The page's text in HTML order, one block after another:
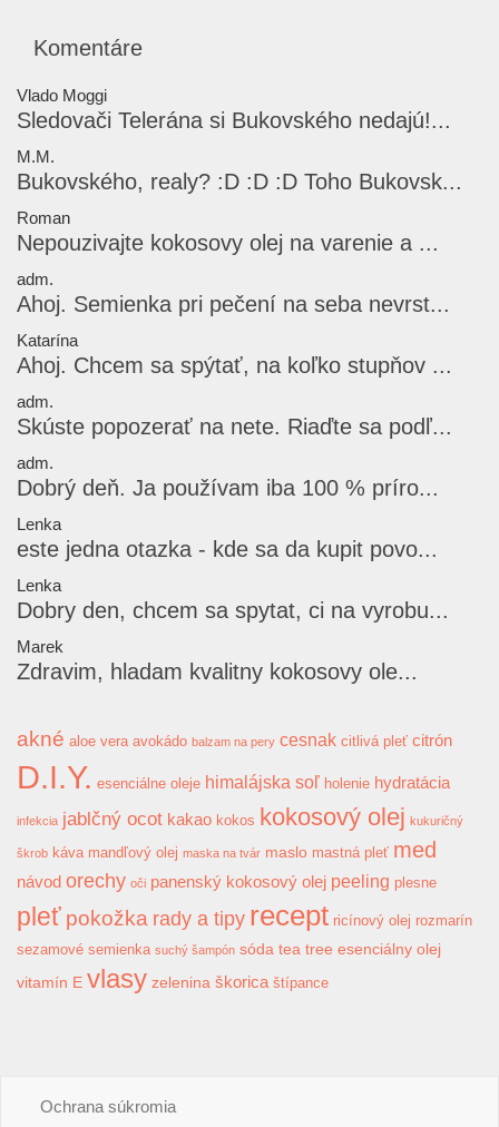
Komentáre
Vlado Moggi
Sledovači Telerána si Bukovského nedajú!...
M.M.
Bukovského, realy? :D :D :D Toho Bukovsk...
Roman
Nepouzivajte kokosovy olej na varenie a ...
adm.
Ahoj. Semienka pri pečení na seba nevrst...
Katarína
Ahoj. Chcem sa spýtať, na koľko stupňov ...
adm.
Skúste popozerať na nete. Riaďte sa podľ...
adm.
Dobrý deň. Ja používam iba 100 % príro...
Lenka
este jedna otazka - kde sa da kupit povo...
Lenka
Dobry den, chcem sa spytat, ci na vyrobu...
Marek
Zdravim, hladam kvalitny kokosovy ole...
akné aloe vera avokádo balzam na pery cesnak citlivá pleť citrón
D.I.Y. esenciálne oleje himalájska soľ holenie hydratácia
infekcia jablčný ocot kakao kokos kokosový olej kukuričný
škrob káva mandľový olej maska na tvár maslo mastná pleť med
návod orechy oči panenský kokosový olej peeling plesne
pleť pokožka rady a tipy recept ricínový olej rozmarín
sezamové semienka suchý šampón sóda tea tree esenciálny olej
vitamín E vlasy zelenina škorica štípance
Ochrana súkromia